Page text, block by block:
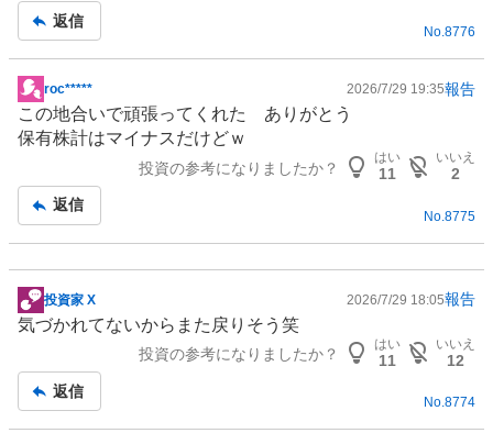
返信
No.8776
掲
示
板
roc***** 2026/7/29 19:35報告
この地合いで頑張ってくれた ありがとう
保有株計はマイナスだけどｗ
投資の参考になりましたか？
はい
11
いいえ
2
返信
No. 8775
掲
示
事
投資家 X 2026/7/29 18:05報告
気づかれてないからまた戻りそう笑
投資の参考になりましたか？
はい
11
いいえ
12
返信
No.8774